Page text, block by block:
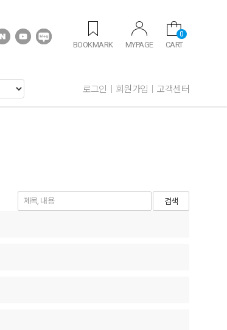
BOOKMARK MYPAGE CART
0
로그인 회원가입 고객센터
검색